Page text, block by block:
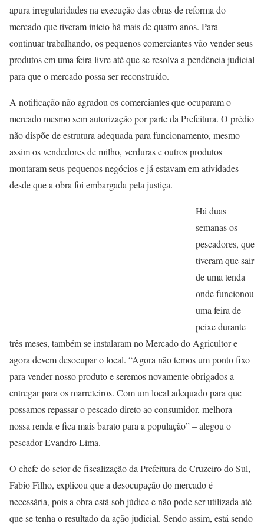
apura irregularidades na execução das obras de reforma do
mercado que tiveram início há mais de quatro anos. Para
continuar trabalhando, os pequenos comerciantes vão vender seus
produtos em uma feira livre até que se resolva a pendência judicial
para que o mercado possa ser reconstruído.
A notificação não agradou os comerciantes que ocuparam o
mercado mesmo sem autorização por parte da Prefeitura. O prédio
não dispõe de estrutura adequada para funcionamento, mesmo
assim os vendedores de milho, verduras e outros produtos
montaram seus pequenos negócios e já estavam em atividades
desde que a obra foi embargada pela justiça.
Há duas
semanas os
pescadores, que
tiveram que sair
de uma tenda
onde funcionou
uma feira de
peixe durante
três meses, também se instalaram no Mercado do Agricultor e
agora devem desocupar o local. “Agora não temos um ponto fixo
para vender nosso produto e seremos novamente obrigados a
entregar para os marreteiros. Com um local adequado para que
possamos repassar o pescado direto ao consumidor, melhora
nossa renda e fica mais barato para a população” – alegou o
pescador Evandro Lima.
O chefe do setor de fiscalização da Prefeitura de Cruzeiro do Sul,
Fabio Filho, explicou que a desocupação do mercado é
necessária, pois a obra está sob júdice e não pode ser utilizada até
que se tenha o resultado da ação judicial. Sendo assim, está sendo